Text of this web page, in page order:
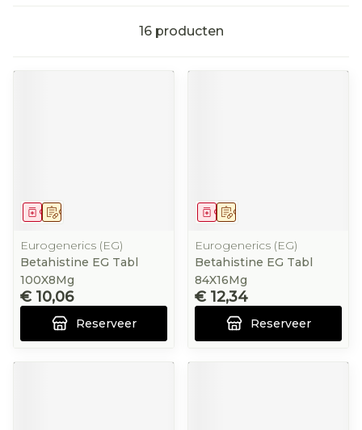
16producten
Op voorschrift
Geneesmiddel
Eurogenerics (EG)
Betahistine EG Tabl
100X8Mg
€ 10,06
Reserveer
Op voorschrift
Geneesmiddel
Eurogenerics (EG)
Betahistine EG Tabl
84X16Mg
€ 12,34
Reserveer